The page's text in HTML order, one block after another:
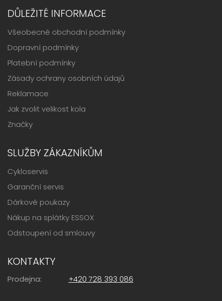
DŮLEŽITÉ INFORMACE
Všeobecné obchodní podmínky
Dopravní podmínky
Platební podmínky
Zásady ochrany osobních údajů
Reklamace
Jak zvolit velikost kola
Značky
SLUŽBY ZÁKAZNÍKŮM
Cykloservis
Garanční servis
Dárkové poukazy
Nákup na splátky ESSOX
Odstoupení od smlouvy
KONTAKTY
Prodejna: +420 728 393 086